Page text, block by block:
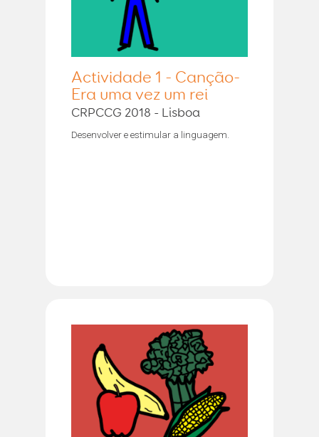
Actividade 1 - Canção-
Era uma vez um rei
CRPCCG 2018 - Lisboa
Desenvolver e estimular a linguagem.